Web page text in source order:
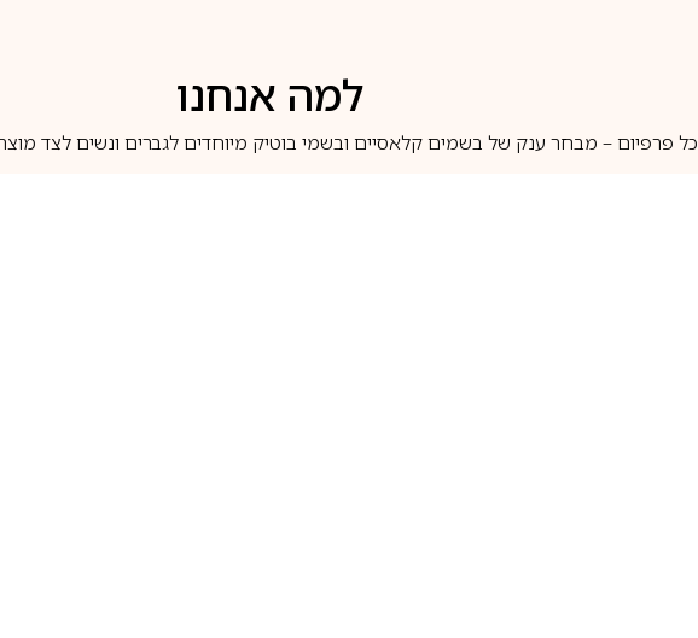
למה אנחנו
כל פרפיום – מבחר ענק של בשמים קלאסיים ובשמי בוטיק מיוחדים לגברים ונשים לצד